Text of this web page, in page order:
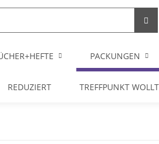
PACKUNGEN
REDUZIERT TREFFPUNKT